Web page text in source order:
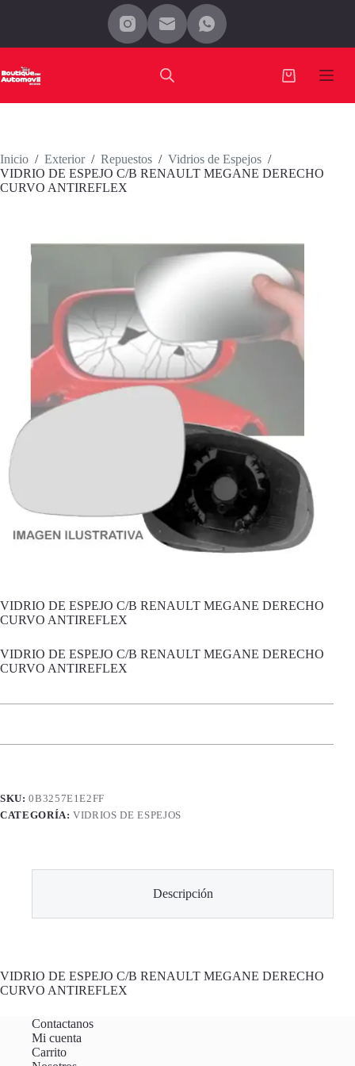
Carro
Inicio / Exterior / Repuestos / Vidrios de Espejos /
VIDRIO DE ESPEJO C/B RENAULT MEGANE DERECHO
CURVO ANTIREFLEX
VIDRIO DE ESPEJO C/B RENAULT MEGANE DERECHO
CURVO ANTIREFLEX
VIDRIO DE ESPEJO C/B RENAULT MEGANE DERECHO
CURVO ANTIREFLEX
SKU:0B3257E1E2FF
CATEGORÍA:VIDRIOS DE ESPEJOS
Descripción
VIDRIO DE ESPEJO C/B RENAULT MEGANE DERECHO
CURVO ANTIREFLEX
Contactanos
Mi cuenta
Carrito